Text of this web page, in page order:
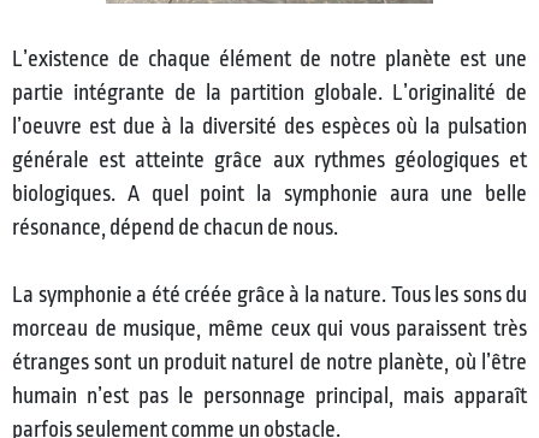
L’existence de chaque élément de notre planète est une
partie intégrante de la partition globale. L’originalité de
l’oeuvre est due à la diversité des espèces où la pulsation
générale est atteinte grâce aux rythmes géologiques et
biologiques. A quel point la symphonie aura une belle
résonance, dépend de chacun de nous.
La symphonie a été créée grâce à la nature. Tous les sons du
morceau de musique, même ceux qui vous paraissent très
étranges sont un produit naturel de notre planète, où l’être
humain n’est pas le personnage principal, mais apparaît
parfois seulement comme un obstacle.